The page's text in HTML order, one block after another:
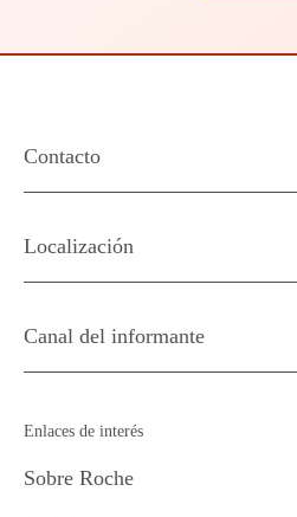
Contacto
Localización
Canal del informante
Enlaces de interés
Sobre Roche